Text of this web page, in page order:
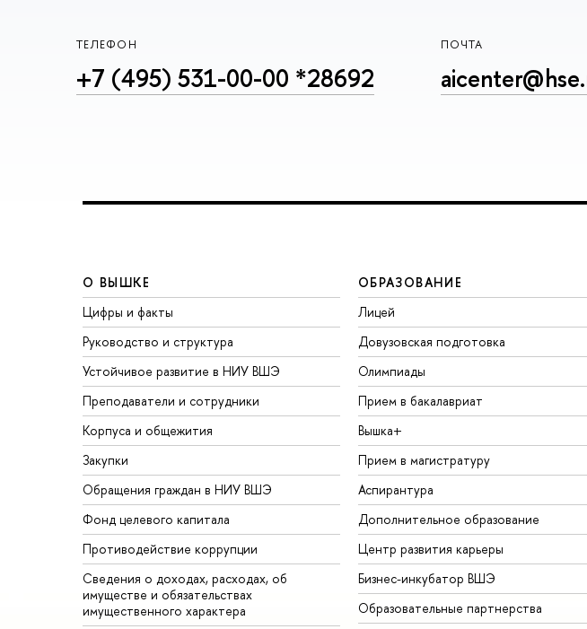
ТЕЛЕФОН
+7 (495) 531-00-00 *28692
ПОЧТА
О ВЫШКЕ
Цифры и факты
Руководство и структура
Устойчивое развитие в НИУ ВШЭ
Преподаватели и сотрудники
Корпуса и общежития
Закупки
Обращения граждан в НИУ ВШЭ
Фонд целевого капитала
Противодействие коррупции
Сведения о доходах, расходах, об
имуществе и обязательствах
имущественного характера
ОБРАЗОВАНИЕ
Лицей
Довузовская подготовка
Олимпиады
Прием в бакалавриат
Вышка+
Прием в магистратуру
Аспирантура
Дополнительное образование
Центр развития карьеры
Бизнес-инкубатор ВШЭ
Образовательные партнерства